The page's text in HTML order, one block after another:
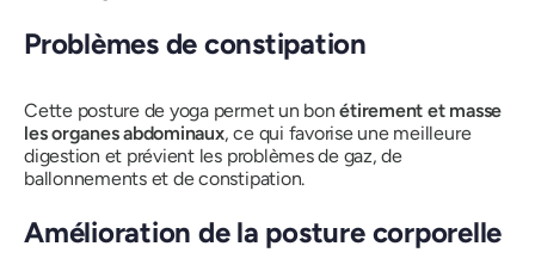
Problèmes de constipation
Cette posture de yoga permet un bonétirement et masse
les organes abdominaux, ce qui favorise une meilleure
digestion et prévient les problèmes de gaz, de
ballonnements et de constipation.
Amélioration de la posture corporelle